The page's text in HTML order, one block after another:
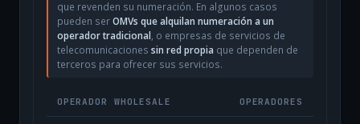
que revenden su numeración. En algunos casos
pueden serOMVs que alquilan numeración a un
operador tradicional , o empresas de servicios de
telecomunicacionessin red propia que dependen de
terceros para ofrecer sus servicios.
OPERADOR WHOLESALE OPERADORES